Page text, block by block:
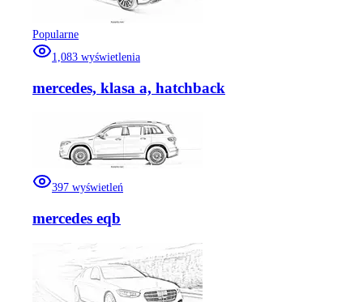
Popularne
1,083 wyświetlenia
mercedes, klasa a, hatchback
397 wyświetleń
mercedes eqb